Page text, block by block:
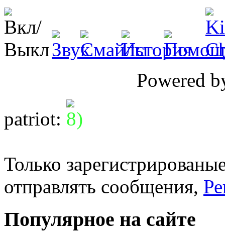
Powered
patriot:
Только
отправлять сообщения,
Популярное на сайте